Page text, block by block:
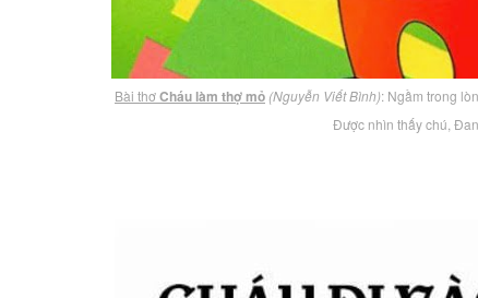
Bài thơCháu làm thợ mỏ (Nguyễn Viết Bình): Ngầm trong
Được nhìn thấy chú,